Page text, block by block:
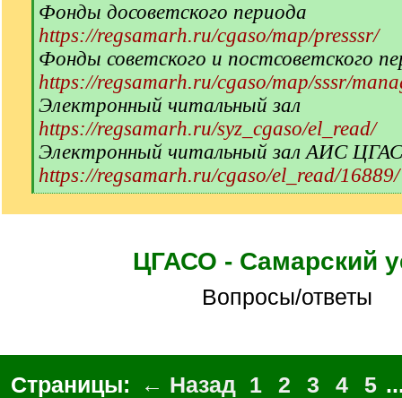
Фонды досоветского периода
https://regsamarh.ru/cgaso/map/presssr/
Фонды советского и постсоветского
https://regsamarh.ru/cgaso/map/sssr/
Электронный читальный зал
https://regsamarh.ru/syz_cgaso/el_read/
Электронный читальный зал АИС
https://regsamarh.ru/cgaso/el_read/16889/
[
/
ЦГАСО - Самарский
Вопросы/ответы
Страницы: ← Назад 1 2 3 4 5